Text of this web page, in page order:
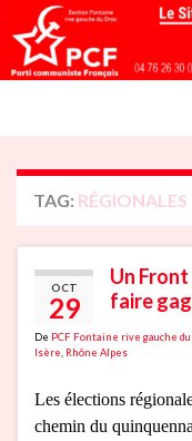
TAG: RÉGIONALES
OCT
29
Un
faire
De PCF Fontaine rive gauche du
Isère Rhône Alpes
Les élections
chemin du